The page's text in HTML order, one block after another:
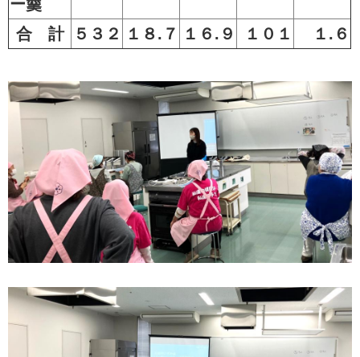
ー羹
合 計 ５３２ １８.７ １６.９ １０１ １.６